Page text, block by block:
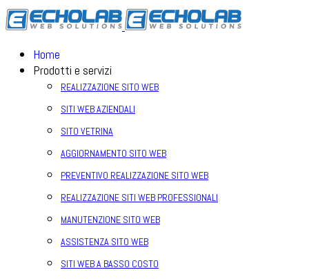
Home
Prodotti e servizi
REALIZZAZIONE SITO WEB
SITI WEB AZIENDALI
SITO VETRINA
AGGIORNAMENTO SITO WEB
PREVENTIVO REALIZZAZIONE SITO WEB
REALIZZAZIONE SITI WEB PROFESSIONALI
MANUTENZIONE SITO WEB
ASSISTENZA SITO WEB
SITI WEB A BASSO COSTO